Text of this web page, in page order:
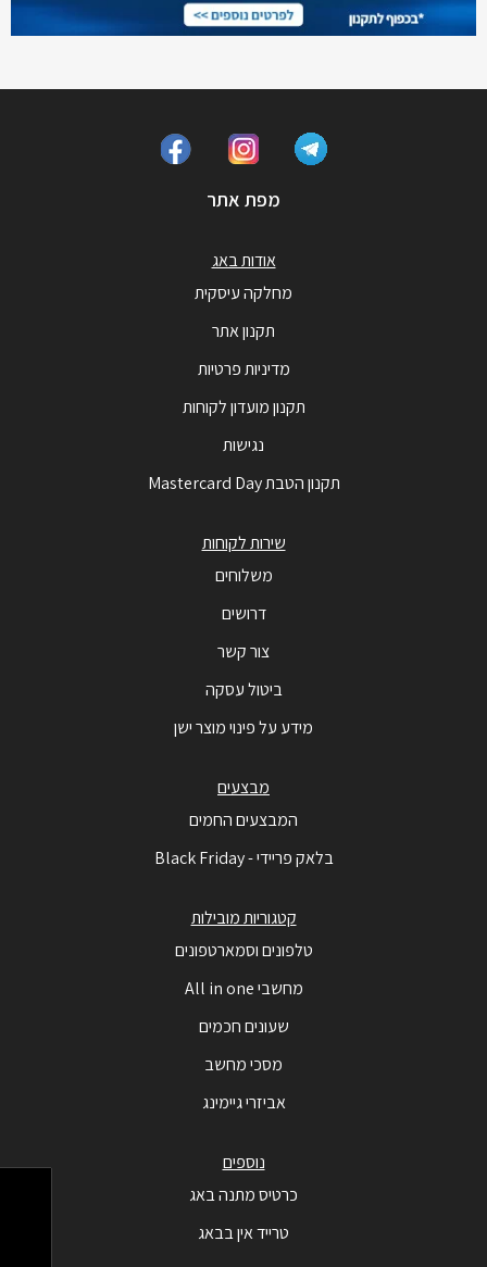
מפת אתר
אודות באג
מחלקה עיסקית
תקנון אתר
מדיניות פרטיות
תקנון מועדון לקוחות
נגישות
תקנון הטבת Mastercard Day
שירות לקוחות
משלוחים
דרושים
צור קשר
ביטול עסקה
מידע על פינוי מוצר ישן
מבצעים
המבצעים החמים
בלאק פריידי - Black Friday
קטגוריות מובילות
טלפונים וסמארטפונים
מחשבי All in one
שעונים חכמים
מסכי מחשב
אביזרי גיימינג
נוספים
כרטיס מתנה באג
טרייד אין בבאג